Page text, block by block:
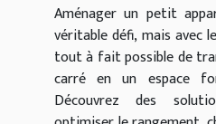
Aménager un petit
véritable défi, mais avec
tout à fait possible de
carré en un espace
Découvrez des